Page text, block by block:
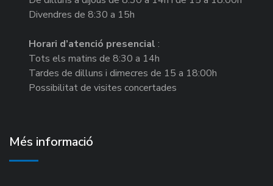
Divendres de 8:30 a 15h
Horari d’atenció presencial :
Tots els matins de 8:30 a 14h
Tardes de dilluns i dimecres de 15 a 18:00h
Possibilitat de visites concertades
Més informació